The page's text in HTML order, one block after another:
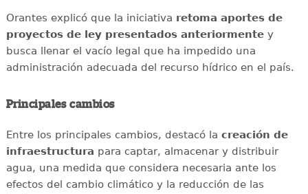
Orantes explicó que la iniciativa retoma aportes de
proyectos de ley presentados anteriormentey
busca llenar el vacío legal que ha impedido una
administración adecuada del recurso hídrico en el país.
Principales cambios
Entre los principales cambios, destacó la creación de
infraestructura para captar, almacenar y distribuir
agua, una medida que considera necesaria ante los
efectos del cambio climático y la reducción de las